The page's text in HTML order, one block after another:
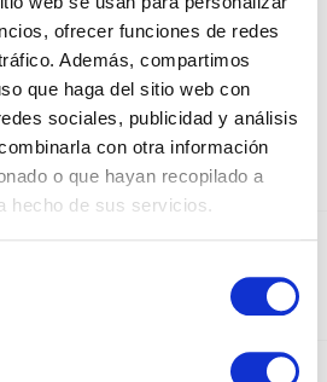
ofrecer funciones de redes
Además, compartimos
que haga del sitio web con
sociales, publicidad y análisis
con otra información
o que hayan recopilado a
hecho de sus servicios.
/ ORO